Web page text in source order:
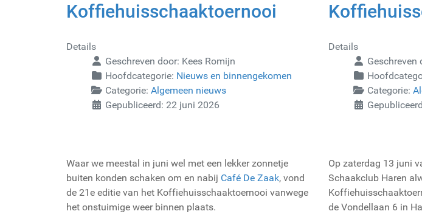
Koffiehuisschaaktoernooi
Details
Geschreven door: Kees Romijn
Hoofdcategorie: Nieuws en binnengekomen
Categorie: Algemeen nieuws
Gepubliceerd: 22 juni 2026
Waar we meestal in juni wel met een lekker zonnetje
buiten konden schaken om en nabij Café De Zaak, vond
de 21e editie van het Koffiehuisschaaktoernooi vanwege
het onstuimige weer binnen plaats.
Details
Geschreven
Categorie:
Op zaterdag 13 juni
Schaakclub Haren
de Vondellaan 6 in